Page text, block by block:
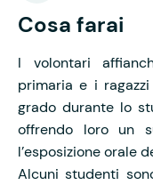
Cosa farai
I volontari
primaria e i
grado durante lo
offrendo loro un
l’esposizione orale
Alcuni studenti